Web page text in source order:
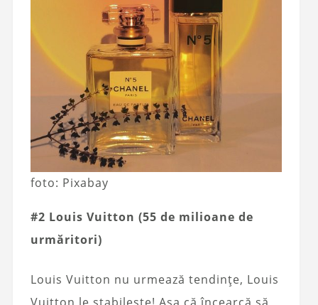
foto: Pixabay
#2 Louis Vuitton (55 de milioane de
urmăritori)
Louis Vuitton nu urmează tendințe, Louis